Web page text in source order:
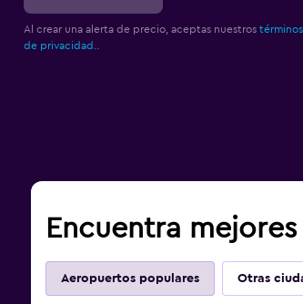
Al crear una alerta de precio, aceptas nuestros
de privacidad.
Encuentra
Aeropuertos populares Otras